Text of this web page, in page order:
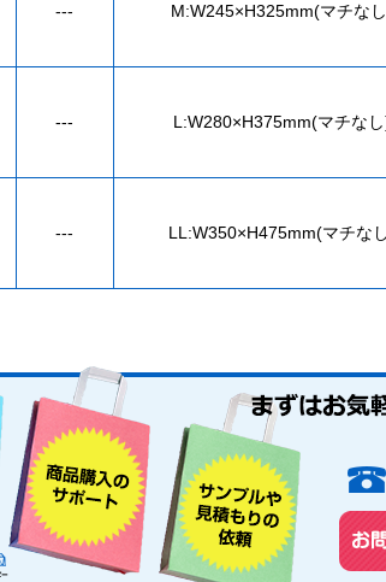
--- M:W245×H325mm(マチな
--- L:W280×H375mm(マチな
--- LL:W350×H475mm(マチな